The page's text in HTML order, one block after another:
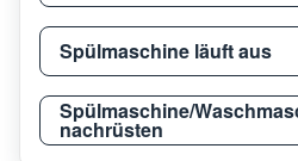
Spülmaschine läuft aus
Spülmaschine/
nachrüsten